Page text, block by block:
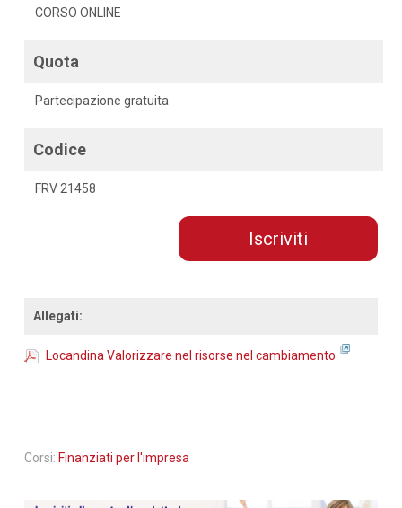
CORSO ONLINE
Quota
Partecipazione gratuita
Codice
FRV 21458
Iscriviti
Allegati:
Locandina Valorizzare nel risorse nel cambiamento
Corsi: Finanziati per l'impresa